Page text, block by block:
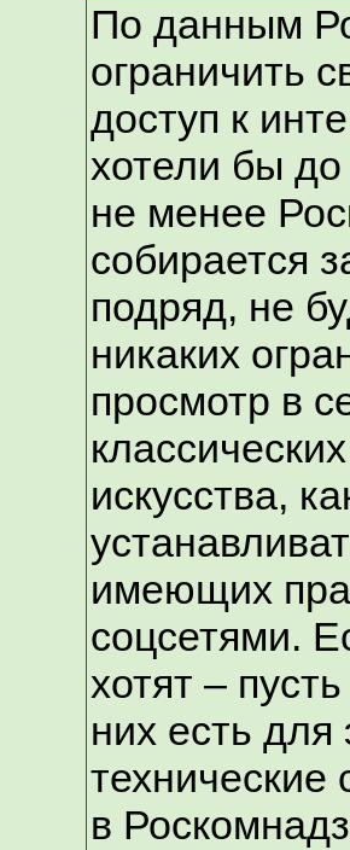
По данным
ограничить
доступ к
хотели бы
не менее
собирается
подряд, не
никаких
просмотр в
искусства,
имеющих
соцсетями.
хотят –
них есть для
технические
в